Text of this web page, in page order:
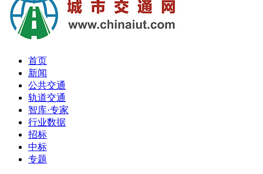
首页
新闻
公共交通
轨道交通
智库·专家
行业数据
招标
中标
专题